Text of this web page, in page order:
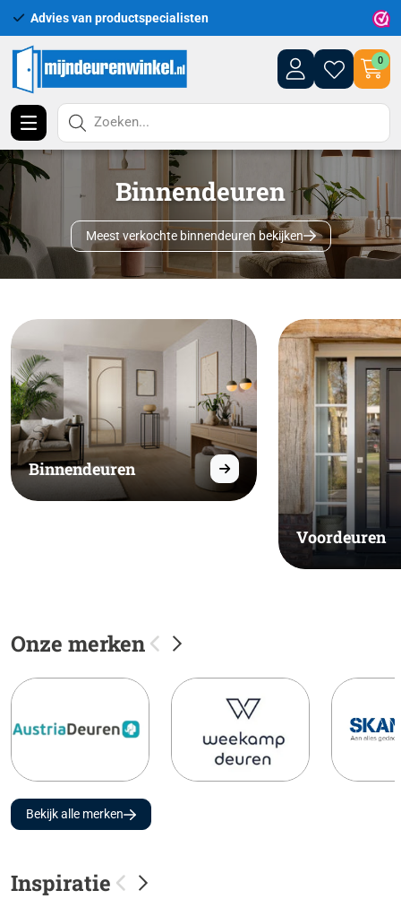
Uitgebreid assortiment uit voorraad leverbaar
0
Zoeken...
Binnendeuren
Meest verkochte binnendeuren bekijken
Binnendeuren
Voordeuren
Onze merken
Bekijk alle merken
Inspiratie